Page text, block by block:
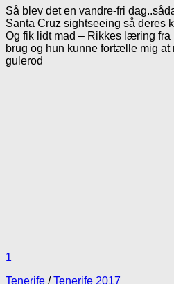
Så blev det en vandre-fri
Santa Cruz sightseeing så deres
Og fik lidt mad – Rikkes læring
brug og hun kunne fortælle mig
gulerod
1
Tenerife /Tenerife 2017